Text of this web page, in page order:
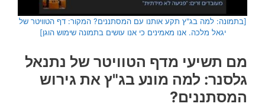
[בתמונה: למה בג"ץ תקע אותנו עם המסתננים? המקור: דף הטוויטר של
יגאל מלכה. אנו מאמינים כי אנו עושים בתמונה שימוש הוגן]
מם תשיעי מדף הטוויטר של נתנאל
גלסנר: למה מונע בג"ץ את גירוש
המסתננים?